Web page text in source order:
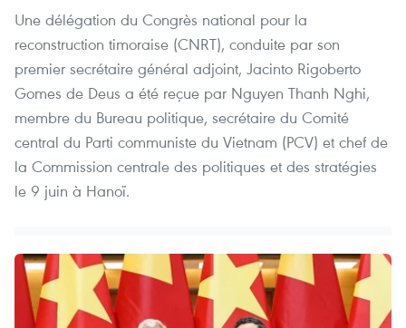
Une délégation du Congrès national pour la
reconstruction timoraise (CNRT), conduite par son
premier secrétaire général adjoint, Jacinto Rigoberto
Gomes de Deus a été reçue par Nguyen Thanh Nghi,
membre du Bureau politique, secrétaire du Comité
central du Parti communiste du Vietnam (PCV) et chef de
la Commission centrale des politiques et des stratégies
le 9 juin à Hanoï.